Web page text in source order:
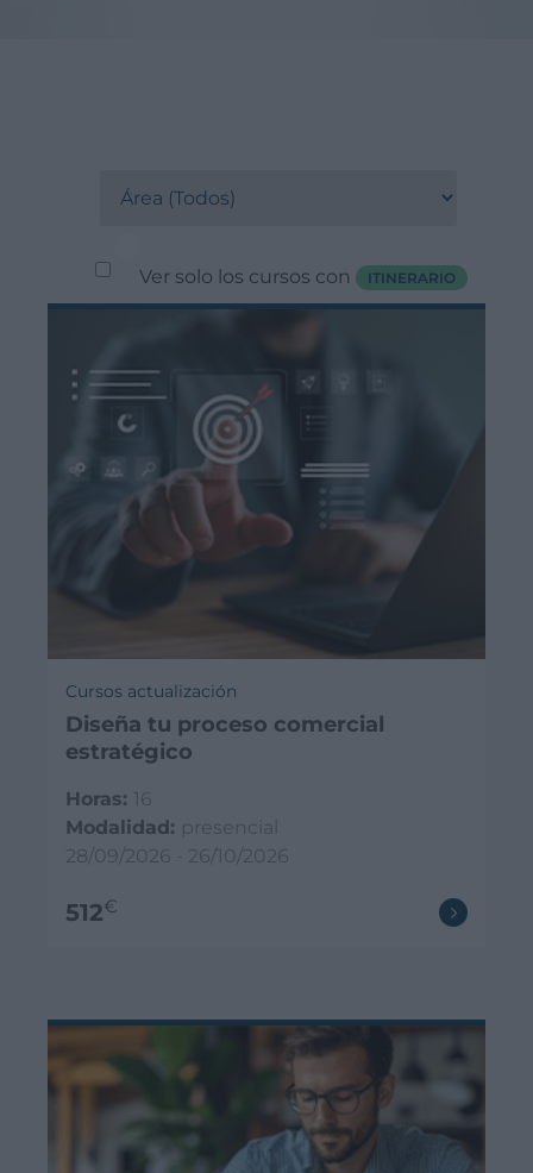
Ver solo los cursos con ITINERARIO
Cursos actualización
Diseña tu proceso comercial
estratégico
Horas:
16
Modalidad: presencial
28/09/2026 - 26/10/2026
512€